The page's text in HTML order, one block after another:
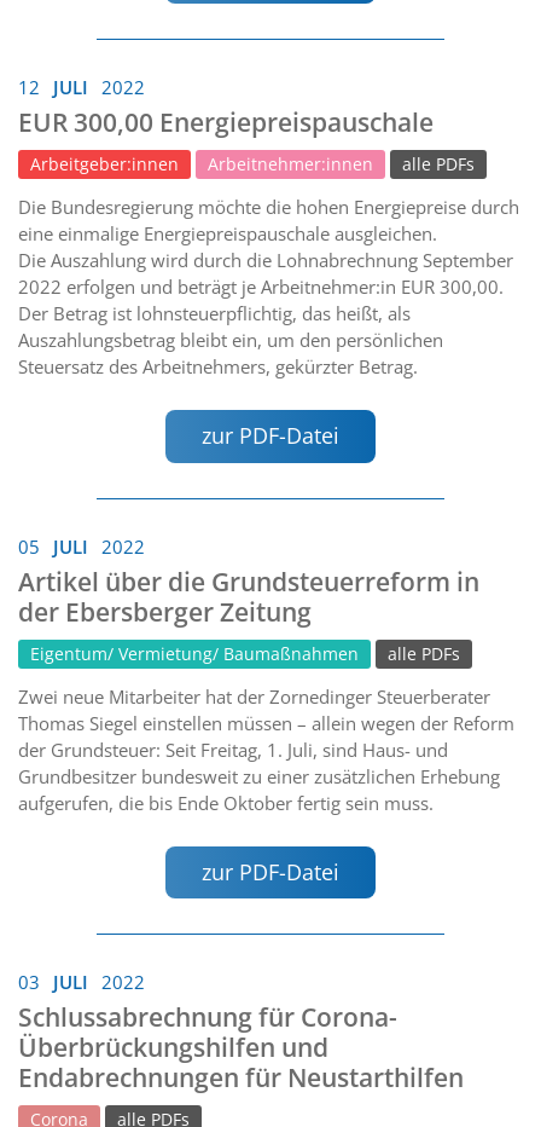
12 JULI 2022
EUR 300,00 Energiepreispauschale
Arbeitgeber:innen Arbeitnehmer:innen alle PDFs
Die Bundesregierung möchte die hohen Energiepreise durch
eine einmalige Energiepreispauschale ausgleichen.
Die Auszahlung wird durch die Lohnabrechnung September
2022 erfolgen und beträgt je Arbeitnehmer:in EUR 300,00.
Der Betrag ist lohnsteuerpflichtig, das heißt, als
Auszahlungsbetrag bleibt ein, um den persönlichen
Steuersatz des Arbeitnehmers, gekürzter Betrag.
zur PDF-Datei
05 JULI 2022
Artikel über die Grundsteuerreform in
der Ebersberger Zeitung
Eigentum/ Vermietung/ Baumaßnahmen alle PDFs
Zwei neue Mitarbeiter hat der Zornedinger Steuerberater
Thomas Siegel einstellen müssen – allein wegen der Reform
der Grundsteuer: Seit Freitag, 1. Juli, sind Haus- und
Grundbesitzer bundesweit zu einer zusätzlichen Erhebung
aufgerufen, die bis Ende Oktober fertig sein muss.
zur PDF-Datei
03 JULI 2022
Schlussabrechnung für Corona-
Überbrückungshilfen und
Endabrechnungen für Neustarthilfen
Corona alle PDFs